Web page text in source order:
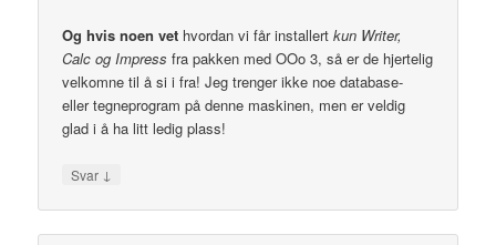
Og hvis noen vet hvordan vi får installertkun Writer,
Calc og Impress fra pakken med OOo 3, så er de hjertelig
velkomne til å si i fra! Jeg trenger ikke noe database-
eller tegneprogram på denne maskinen, men er veldig
glad i å ha litt ledig plass!
Svar ↓